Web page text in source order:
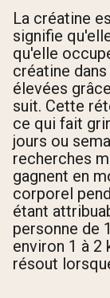
La créatine
signifie
qu'elle
créatine
élevées
suit. Cette
ce qui fait
jours ou
recherches
gagnent en
corporel
étant
personne de
environ 1 à 2
résout